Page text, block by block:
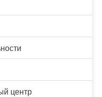
центр